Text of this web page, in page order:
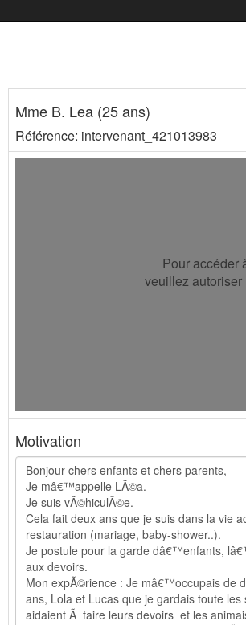
Mme B. Lea (25 ans)
Référence: intervenant_421013983
Pour accéder
veuillez
Motivation